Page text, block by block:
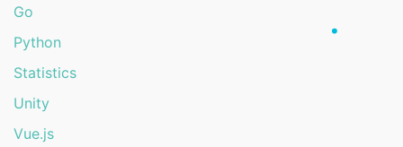
Go
Python
Statistics
Unity
Vue.js